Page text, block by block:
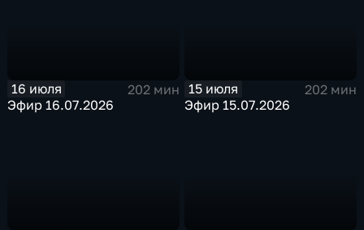
16 июля
202 мин
Эфир 16.07.2026
15 июля
202 мин
Эфир 15.07.2026